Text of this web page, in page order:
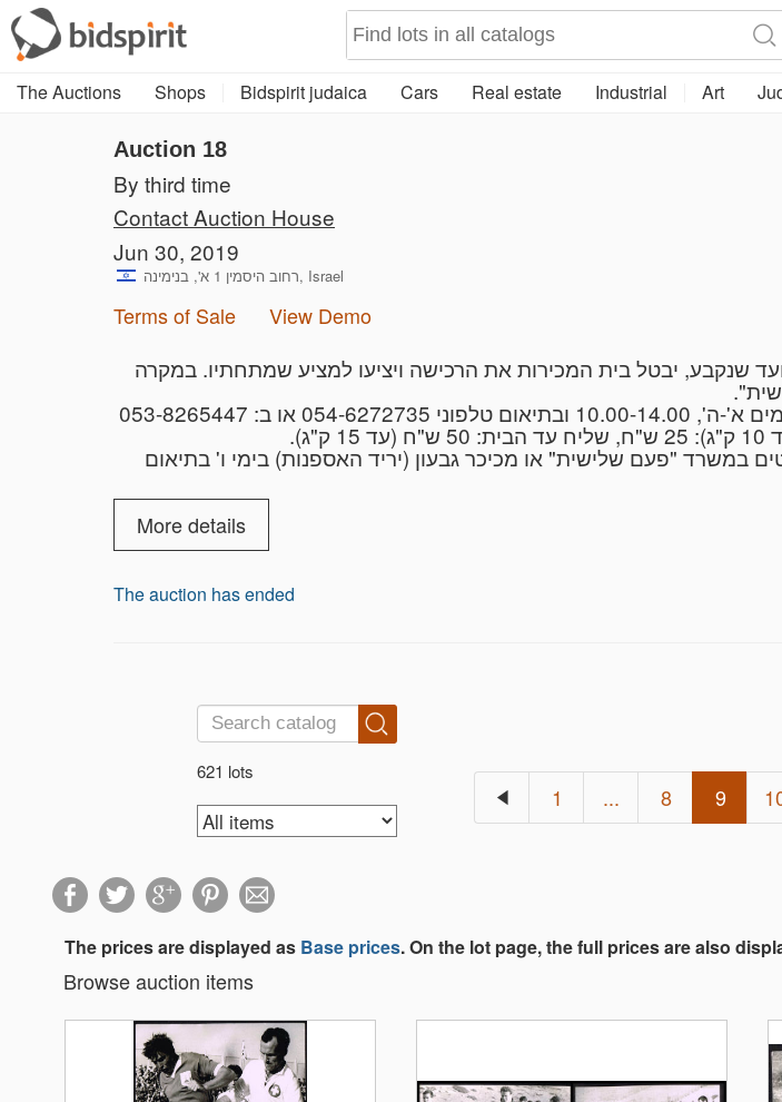
The Auctions Shops Bidspirit judaica Cars Real estate Industrial Art
Auction 18
By third time
Contact Auction House
Jun 30, 2019
רחוב היסמין 1 א', בנימינה, Israel
Terms of Sale View Demo
בתוך 7 ימי עסקים. מעבר למועד שנקבע, יבטל בית המכירות את הרכישה ויציעו למציע שמתחתיו. במקרה
במשרד "פעם שלישית" או מכיכר גבעון (יריד האספנות) בימי ו' בתיאום
More details
The auction has ended
621 lots
1 ... 8 9
The prices are displayed as Base prices. On the lot page, the full prices are also
Browse auction items